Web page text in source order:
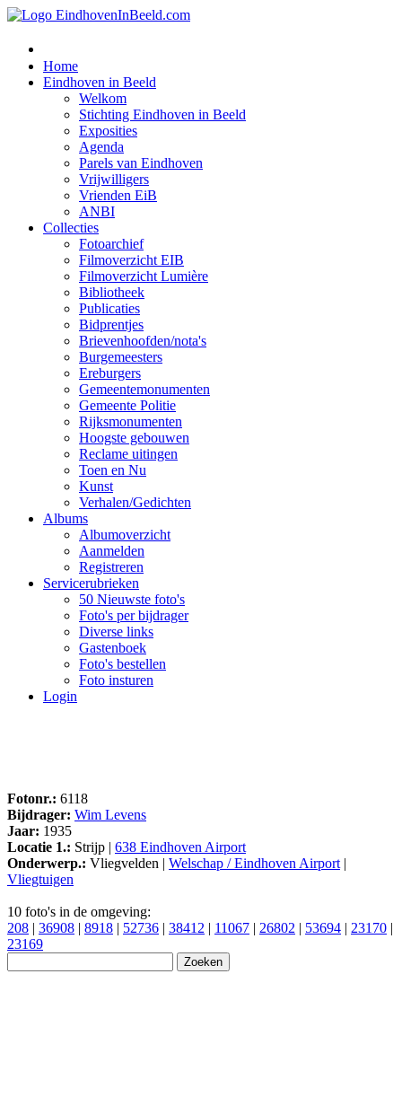
Home
Eindhoven in Beeld
Welkom
Stichting Eindhoven in Beeld
Exposities
Agenda
Parels van Eindhoven
Vrijwilligers
Vrienden EiB
ANBI
Collecties
Fotoarchief
Filmoverzicht EIB
Filmoverzicht Lumière
Bibliotheek
Publicaties
Bidprentjes
Brievenhoofden/nota's
Burgemeesters
Ereburgers
Gemeentemonumenten
Gemeente Politie
Rijksmonumenten
Hoogste gebouwen
Reclame uitingen
Toen en Nu
Kunst
Verhalen/Gedichten
Albums
Albumoverzicht
Aanmelden
Registreren
Servicerubrieken
50 Nieuwste foto's
Foto's per bijdrager
Diverse links
Gastenboek
Foto's bestellen
Foto insturen
Login
Fotonr.: 6118
Bijdrager: Wim Levens
Jaar: 1935
Locatie 1.: Strijp | 638 Eindhoven Airport
Onderwerp.: Vliegvelden | Welschap / Eindhoven Airport |
Vliegtuigen
10 foto's in de omgeving:
208 | 36908 | 8918 | 52736 | 38412 | 11067 | 26802 | 53694 | 23170 |
23169